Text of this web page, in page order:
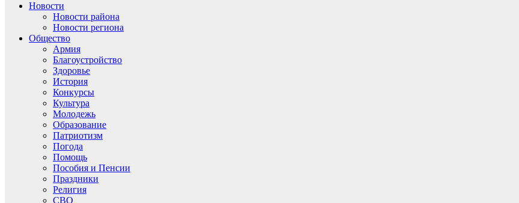
Новости
Новости района
Новости региона
Общество
Армия
Благоустройство
Здоровье
История
Конкурсы
Культура
Молодежь
Образование
Патриотизм
Погода
Помощь
Пособия и Пенсии
Праздники
Религия
СВО